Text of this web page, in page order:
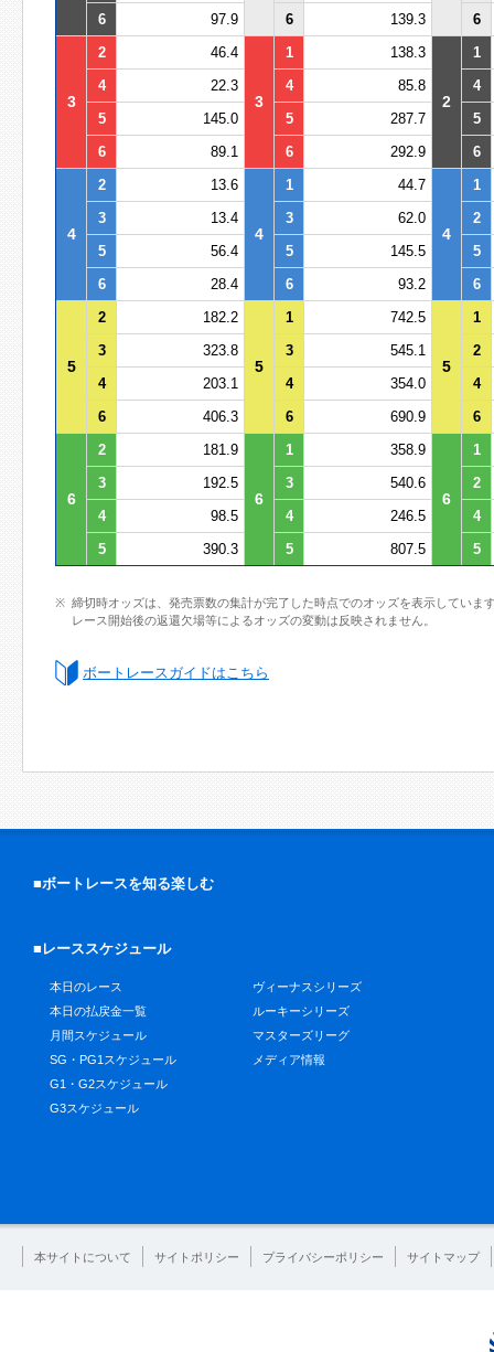
6
97.9 6 139.3 6
3
2 46.4
3
1 138.3
2
1
4
22.3 4 85.8
4
5
145.0 5 287.7
5
6
89.1 6 292.9 6
4
2 13.6
4
1 44.7
4
1
3
13.4 3 62.0
2
5
56.4 5 145.5
5
6
28.4 6 93.2 6
5
2 182.2
5
1 742.5
5
1
3
323.8 3 545.1
2
4
203.1 4 354.0
4
6
406.3 6 690.9 6
6
2 181.9
6
1 358.9
6
1
3
192.5 3 540.6
2
4
98.5 4 246.5
4
5
390.3 5 807.5 5
締切時オッズは、発売票数の集計が完了した時点でのオッズを表示していま
レース開始後の返還欠場等によるオッズの変動は反映されません。
ボートレースガイドはこちら
■ボートレースを知る楽しむ
■レーススケジュール
本日のレース
本日の払戻金一覧
月間スケジュール
SG・PG1スケジュール
G1・G2スケジュール
G3スケジュール
ヴィーナスシリーズ
ルーキーシリーズ
マスターズリーグ
メディア情報
本サイトについて サイトポリシー プライバシーポリシー サイトマップ